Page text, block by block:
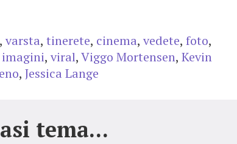
, varsta, tinerete, cinema, vedete, foto,
imagini, viral,Viggo Mortensen, Kevin
, Jessica Lange
tema...